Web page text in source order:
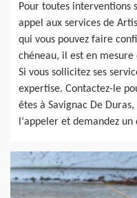
Pour toutes interventions
appel aux services de
qui vous pouvez faire
chéneau, il est en
Si vous sollicitez ses
expertise. Contactez-le
êtes à Savignac De
l‘appeler et demandez